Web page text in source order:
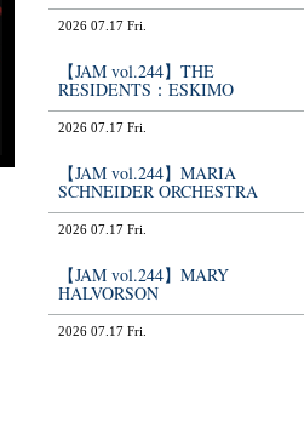
2026 07.17 Fri.
【JAM vol.244】THE
RESIDENTS：ESKIMO
2026 07.17 Fri.
【JAM vol.244】MARIA
SCHNEIDER ORCHESTRA
2026 07.17 Fri.
【JAM vol.244】MARY
HALVORSON
2026 07.17 Fri.